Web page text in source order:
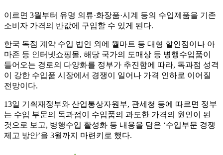
이르면 3월부터 유명 의류·화장품·시계 등의 수입제품을 기존
소비자 가격의 반값에 구입할 수 있게 된다.
한국 독점 계약 수입 법인 외에 월마트 등 대형 할인점이나 아
마존 등 인터넷쇼핑몰, 해당 국가의 도매상 등 병행수입품이
들어오는 경로의 다양화를 정부가 추진함에 따라, 독과점 성격
이 강한 수입품 시장에서 경쟁이 일어나 가격 인하로 이어질
전망이다.
13일 기획재정부와 산업통상자원부, 관세청 등에 따르면 정부
는 수입 부문의 독과점이 수입품의 과도한 가격의 원인이 된
것으로 보고, 병행수입 활성화 등 내용을 담은 ‘수입부문 경쟁
제고 방안’을 3월까지 마련키로 했다.